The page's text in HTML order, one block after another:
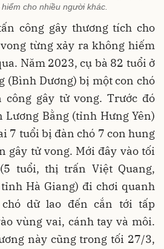
cho nhiều người khác.
công gây thương tích cho
từng xảy ra không hiếm
Năm 2023, cụ bà 82 tuổi ở
(Bình Dương) bị một con chó
công gây tử vong. Trước đó
Bằng (tỉnh Hưng Yên)
7 tuổi bị đàn chó 7 con hung
gây tử vong. Mới đây vào tối
tuổi, thị trấn Việt Quang,
Hà Giang) đi chơi quanh
dữ lao đến cắn tới tấp
vùng vai, cánh tay và môi.
này cũng trong tối 27/3,